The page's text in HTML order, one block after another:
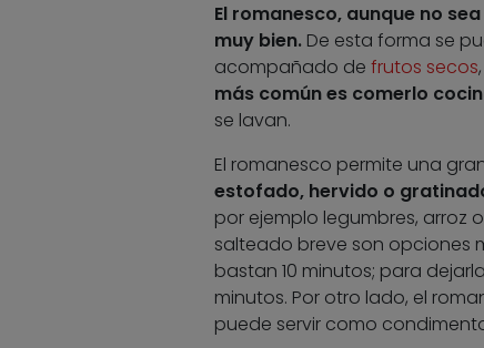
El romanesco, aunque no
muy bien. De esta forma se
acompañado de frutos secos
más común es comerlo
se lavan.
El romanesco permite una
estofado, hervido o
por ejemplo legumbres, arroz
salteado breve son opciones
bastan 10 minutos; para
minutos. Por otro lado, el
puede servir como